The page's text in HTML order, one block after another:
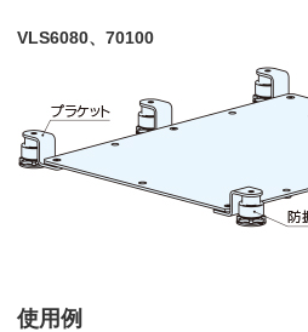
VLS6080、70100
使用例